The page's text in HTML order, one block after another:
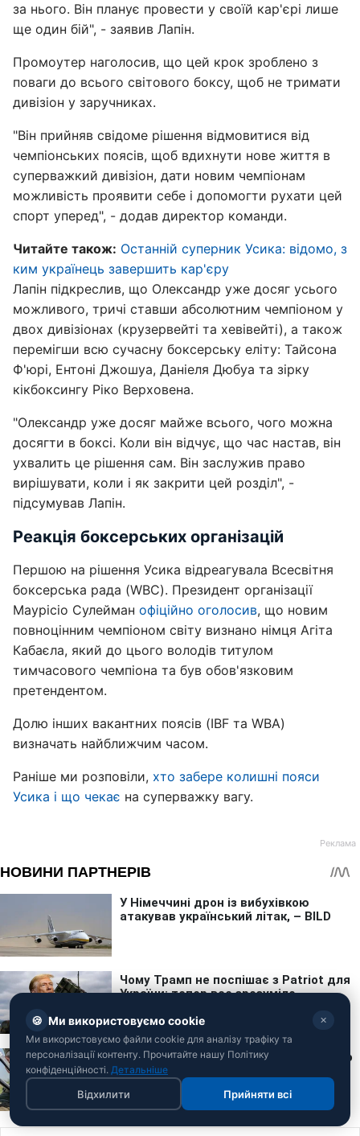
за нього. Він планує провести у своїй кар'єрі лише
ще один бій", - заявив Лапін.
Промоутер наголосив, що цей крок зроблено з
поваги до всього світового боксу, щоб не тримати
дивізіон у заручниках.
"Він прийняв свідоме рішення відмовитися від
чемпіонських поясів, щоб вдихнути нове життя в
суперважкий дивізіон, дати новим чемпіонам
можливість проявити себе і допомогти рухати цей
спорт уперед", - додав директор команди.
Читайте також: Останній суперник Усика: відомо, з
ким українець завершить кар'єру
Лапін підкреслив, що Олександр уже досяг усього
можливого, тричі ставши абсолютним чемпіоном у
двох дивізіонах (крузервейті та хевівейті), а також
перемігши всю сучасну боксерську еліту: Тайсона
Ф'юрі, Ентоні Джошуа, Даніеля Дюбуа та зірку
кікбоксингу Ріко Верховена.
"Олександр уже досяг майже всього, чого можна
досягти в боксі. Коли він відчує, що час настав, він
ухвалить це рішення сам. Він заслужив право
вирішувати, коли і як закрити цей розділ", -
підсумував Лапін.
Реакція боксерських організацій
Першою на рішення Усика відреагувала Всесвітня
боксерська рада (WBC). Президент організації
Маурісіо Сулейман офіційно оголосив, що новим
повноцінним чемпіоном світу визнано німця Агіта
Кабаєла, який до цього володів титулом
тимчасового чемпіона та був обов'язковим
претендентом.
Долю інших вакантних поясів (IBF та WBA)
визначать найближчим часом.
Раніше ми розповіли, хто забере колишні пояси
Усика і що чекає на суперважку вагу.
🍪 Ми використовуємо cookie ✕
Ми використовуємо файли cookie для аналізу трафіку та
персоналізації контенту. Прочитайте нашу Політику
конфіденційності. Детальніше
Відхилити Прийняти всі